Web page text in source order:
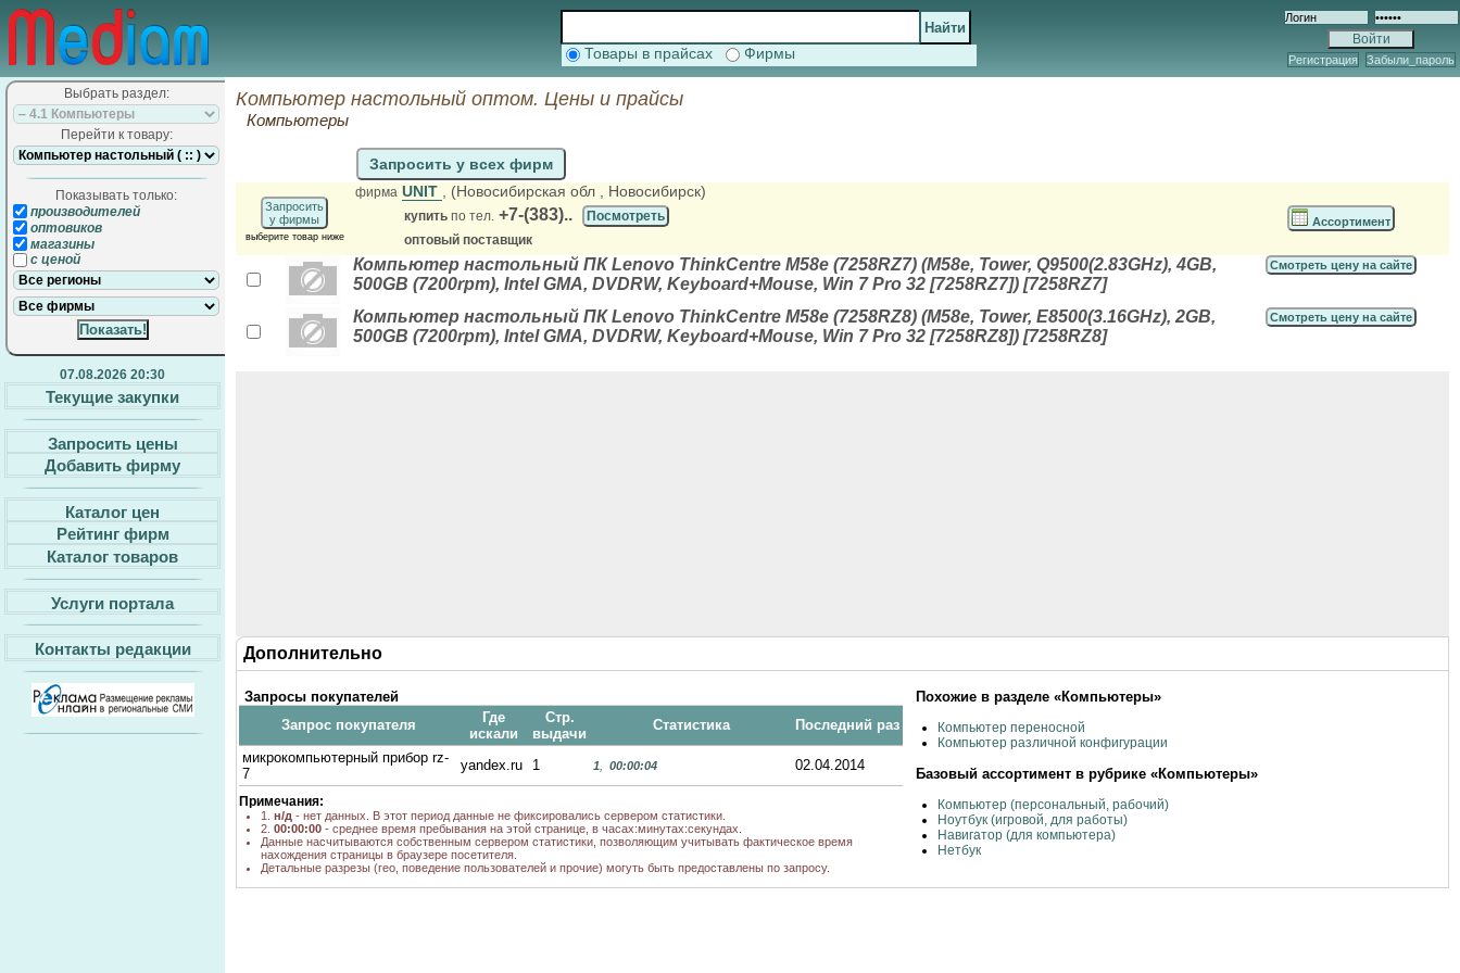
Товары в прайсах Фирмы Регистрация Забыли_пароль
Выбрать раздел:
Перейти к товару:
Показывать только:
производителей
оптовиков
магазины
с ценой
07.08.2026 20:30
Текущие закупки
Запросить цены
Добавить фирму
Каталог цен
Рейтинг фирм
Каталог товаров
Услуги портала
Контакты редакции
Компьютер настольный оптом. Цены и прайсы
Компьютеры
Запросить у всех фирм
Запросить
у фирмы
выберите товар ниже
фирма UNIT , (Новосибирская обл , Новосибирск)
купить по тел. +7-(383)..
Посмотреть
оптовый поставщик
Ассортимент
Компьютер настольный ПК Lenovo ThinkCentre M58e (7258RZ7) (M58e, Tower, Q9500(2.83GHz), 4GB,
500GB (7200rpm), Intel GMA, DVDRW, Keyboard+Mouse, Win 7 Pro 32 [7258RZ7]) [7258RZ7]
Смотреть цену на сайте
Компьютер настольный ПК Lenovo ThinkCentre M58e (7258RZ8) (M58e, Tower, E8500(3.16GHz), 2GB,
500GB (7200rpm), Intel GMA, DVDRW, Keyboard+Mouse, Win 7 Pro 32 [7258RZ8]) [7258RZ8]
Смотреть цену на сайте
Дополнительно
Запросы покупателей
Запрос покупателя
Где
искали
Стр.
выдачи
Статистика
Последний раз
микрокомпьютерный прибор rz-
7
yandex.ru 1 1 00:00:04 02.04.2014
Примечания:
1. н/д - нет данных. В этот период данные не фиксировались сервером статистики.
2. 00:00:00 - среднее время пребывания на этой странице, в часах:минутах:секундах.
Данные насчитываются собственным сервером статистики, позволяющим учитывать фактическое время
нахождения страницы в браузере посетителя.
Детальные разрезы (гео, поведение пользователей и прочие) могуть быть предоставлены по запросу.
Похожие в разделе «Компьютеры»
Компьютер переносной
Компьютер различной конфигурации
Базовый ассортимент в рубрике «Компьютеры»
Компьютер (персональный, рабочий)
Ноутбук (игровой, для работы)
Навигатор (для компьютера)
Нетбук